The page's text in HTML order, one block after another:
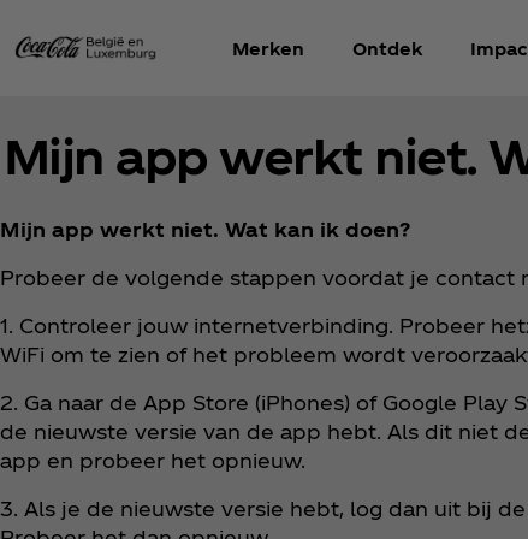
Merken Ontdek
Mijn app werkt niet.
Mijn app werkt niet. Wat kan ik doen?
Probeer de volgende stappen voordat je contact
1. Controleer jouw internetverbinding. Probeer
WiFi om te zien of het probleem wordt
2. Ga naar de App Store (iPhones) of Google Play
de nieuwste versie van de app hebt. Als dit niet
app en probeer het opnieuw.
3. Als je de nieuwste versie hebt, log dan uit bij